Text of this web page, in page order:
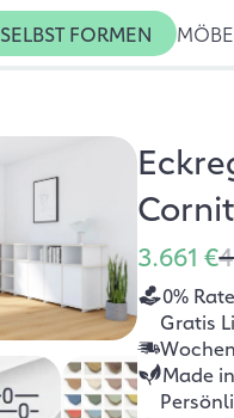
SELBST FORMEN
3.661 €
0%
Gratis
Wochen
Made